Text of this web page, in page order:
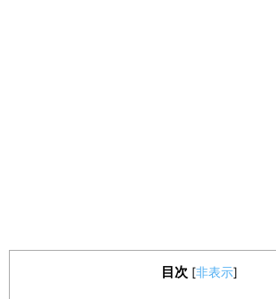
目次 [非表示]